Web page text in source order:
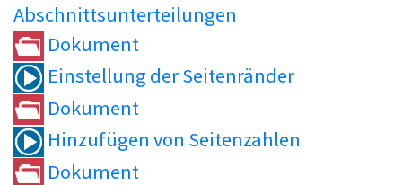
Abschnittsunterteilungen
Dokument
Einstellung der Seitenränder
Dokument
Hinzufügen von Seitenzahlen
Dokument